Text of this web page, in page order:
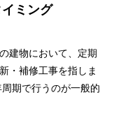
ミング
建物において、定期
・補修工事を指しま
期で行うのが一般的